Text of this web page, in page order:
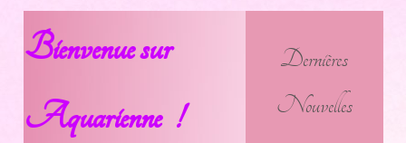
Bienvenue sur
Aquarienne !
Dernières
Nouvelles